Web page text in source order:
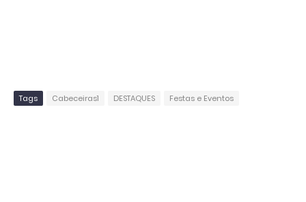
Tags Cabeceiras1 DESTAQUES Festas e Eventos